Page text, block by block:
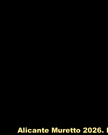
Alicante Muretto 2026.